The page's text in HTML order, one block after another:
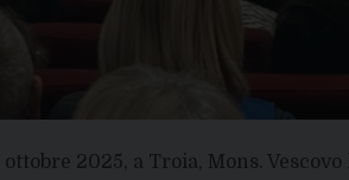
2025, a Troia, Mons.